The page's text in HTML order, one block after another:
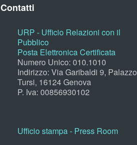
Contatti
URP - Ufficio Relazioni con il
Pubblico
Posta Elettronica Certificata
Numero Unico: 010.1010
Indirizzo: Via Garibaldi 9, Palazzo
Tursi, 16124 Genova
P. Iva: 00856930102
Ufficio stampa - Press Room